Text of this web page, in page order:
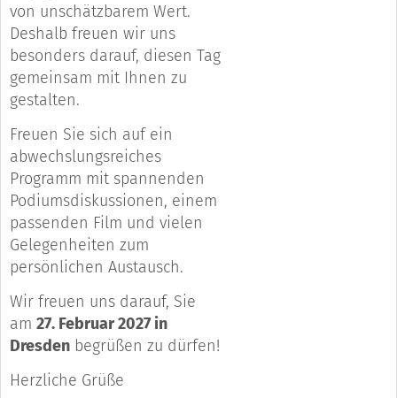
von unschätzbarem Wert.
Deshalb freuen wir uns
besonders darauf, diesen Tag
gemeinsam mit Ihnen zu
gestalten.
Freuen Sie sich auf ein
abwechslungsreiches
Programm mit spannenden
Podiumsdiskussionen, einem
passenden Film und vielen
Gelegenheiten zum
persönlichen Austausch.
Wir freuen uns darauf, Sie
am 27. Februar 2027 in
Dresden begrüßen zu dürfen!
Herzliche Grüße